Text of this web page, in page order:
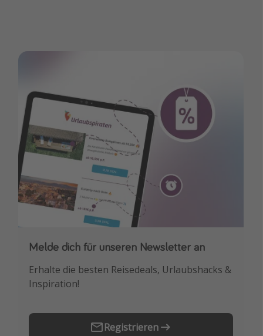
Melde dich für unseren Newsletter an
Erhalte die besten Reisedeals, Urlaubshacks &
Inspiration!
Registrieren
Downloade unsere App
Buche die besten Reiseschnäppchen als
Erstes.